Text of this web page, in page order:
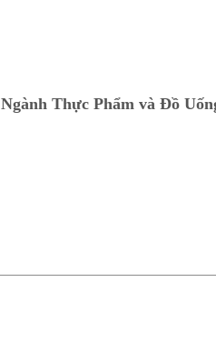
Ngành Thực Phẩm và Đồ